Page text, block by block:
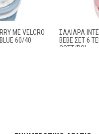
ΜΕ VELCRO
60/40
ΣΑΛΙΆΡΑ
BEBE ΣΕΤ 6
COTT/POL